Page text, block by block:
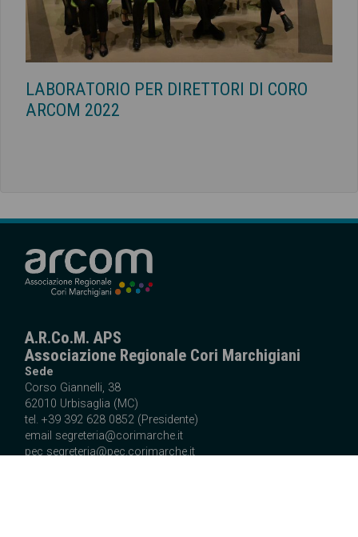
LABORATORIO PER DIRETTORI DI CORO
ARCOM 2022
A.R.Co.M. APS
Associazione Regionale Cori Marchigiani
Sede
Corso Giannelli, 38
62010 Urbisaglia (MC)
tel. +39 392 628 0852 (Presidente)
email segreteria@corimarche.it
pec segreteria@pec.corimarche.it